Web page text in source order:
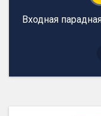
Входная